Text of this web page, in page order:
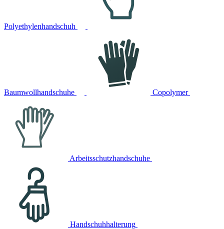
Polyethylenhandschuh
Baumwollhandschuhe Copolymer
Arbeitsschutzhandschuhe
Handschuhhalterung